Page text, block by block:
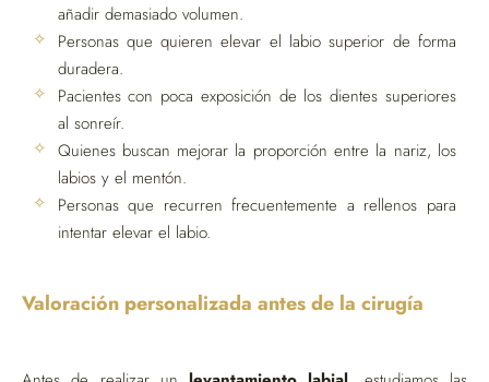
añadir demasiado volumen.
Personas que quieren elevar el labio superior de forma
duradera.
Pacientes con poca exposición de los dientes superiores
al sonreír.
Quienes buscan mejorar la proporción entre la nariz, los
labios y el mentón.
Personas que recurren frecuentemente a rellenos para
intentar elevar el labio.
Valoración personalizada antes de la cirugía